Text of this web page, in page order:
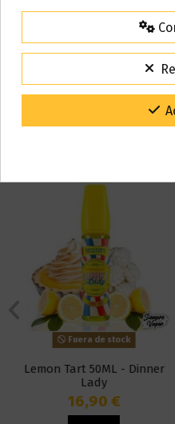
También puede que te
Fuera de stock
Lemon Tart 50ML - Dinner
Lady
16,90 €
15% de
Para agradecerte la
Código:
Gracias por tu paciencia y